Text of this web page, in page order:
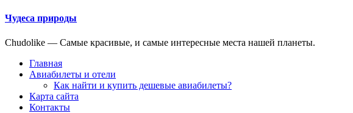
Чудеса природы
Chudolike — Cамые красивые, и самые интересные места нашей планеты.
Главная
Авиабилеты и отели
Как найти и купить дешевые авиабилеты?
Карта сайта
Контакты